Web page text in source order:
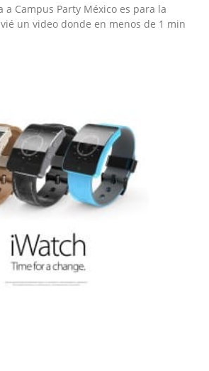
a Campus Party México es para la
un video donde en menos de 1 min